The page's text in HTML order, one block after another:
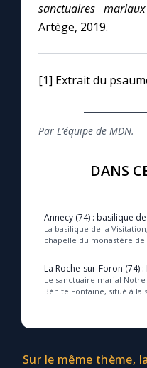
sanctuaires
Artège, 2019.
[1] Extrait du
Par L’équipe de MDN.
DANS
Annecy (74) : basilique
La basilique de la
chapelle du monastère de
abrite les tombeaux de
La Roche-sur-Foron (74) :
de Bénite Fontaine
Le sanctuaire marial
Bénite Fontaine, situé à la
Sur le même thème,